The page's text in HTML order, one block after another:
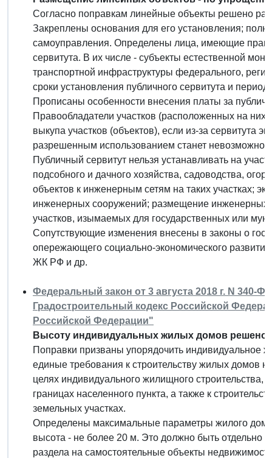
Согласно поправкам линейные объекты решено
Закреплены основания для его установления;
самоуправления. Определены лица, имеющие право
сервитута. В их числе - субъекты естественной
транспортной инфраструктуры федерального,
сроки установления публичного сервитута и
Прописаны особенности внесения платы за
Правообладатели участков (расположенных на них
выкупа участков (объектов), если из-за сервитута
разрешенным использованием станет невозможно.
Публичный сервитут нельзя устанавливать на
подсобного и дачного хозяйства, садоводства,
объектов к инженерным сетям на таких участках;
инженерных сооружений; размещение инженерных
участков, изымаемых для государственных или
Сопутствующие изменения внесены в законы о
опережающего социально-экономического
ЖК РФ и др.
Федеральный закон от 3 августа 2018 г. N 340-
Градостроительный кодекс Российской
Российской Федерации"
Высоту индивидуальных жилых домов решено
Поправки призваны упорядочить индивидуальное
единые требования к строительству жилых домов
целях индивидуального жилищного строительства,
границах населенного пункта, а также к
земельных участках.
Определены максимальные параметры жилого
высота - не более 20 м. Это должно быть отдельно
раздела на самостоятельные объекты